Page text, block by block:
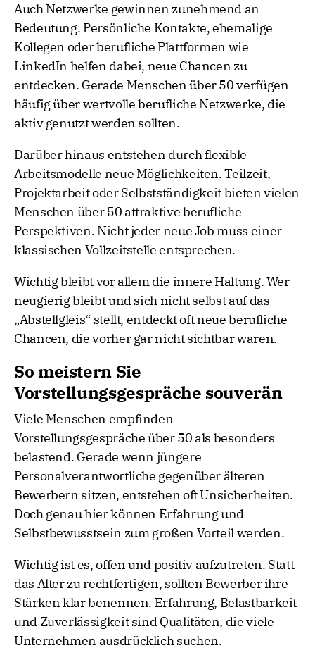
Auch Netzwerke gewinnen zunehmend an
Bedeutung. Persönliche Kontakte, ehemalige
Kollegen oder berufliche Plattformen wie
LinkedIn helfen dabei, neue Chancen zu
entdecken. Gerade Menschen über 50 verfügen
häufig über wertvolle berufliche Netzwerke, die
aktiv genutzt werden sollten.
Darüber hinaus entstehen durch flexible
Arbeitsmodelle neue Möglichkeiten. Teilzeit,
Projektarbeit oder Selbstständigkeit bieten vielen
Menschen über 50 attraktive berufliche
Perspektiven. Nicht jeder neue Job muss einer
klassischen Vollzeitstelle entsprechen.
Wichtig bleibt vor allem die innere Haltung. Wer
neugierig bleibt und sich nicht selbst auf das
„Abstellgleis“ stellt, entdeckt oft neue berufliche
Chancen, die vorher gar nicht sichtbar waren.
So meistern Sie
Vorstellungsgespräche souverän
Viele Menschen empfinden
Vorstellungsgespräche über 50 als besonders
belastend. Gerade wenn jüngere
Personalverantwortliche gegenüber älteren
Bewerbern sitzen, entstehen oft Unsicherheiten.
Doch genau hier können Erfahrung und
Selbstbewusstsein zum großen Vorteil werden.
Wichtig ist es, offen und positiv aufzutreten. Statt
das Alter zu rechtfertigen, sollten Bewerber ihre
Stärken klar benennen. Erfahrung, Belastbarkeit
und Zuverlässigkeit sind Qualitäten, die viele
Unternehmen ausdrücklich suchen.